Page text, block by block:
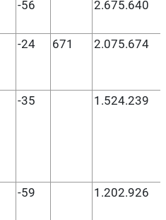
-56 2.675.640
-24 671 2.075.674
-35 1.524.239
-59 1.202.926